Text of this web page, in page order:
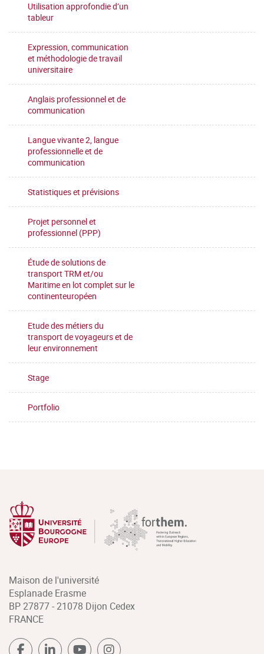
Utilisation approfondie d’un
tableur
Expression, communication
et méthodologie de travail
universitaire
Anglais professionnel et de
communication
Langue vivante 2, langue
professionnelle et de
communication
Statistiques et prévisions
Projet personnel et
professionnel (PPP)
Étude de solutions de
transport TRM et/ou
Maritime en lot complet sur le
continenteuropéen
Etude des métiers du
transport de voyageurs et de
leur environnement
Stage
Portfolio
Maison de l'université
Esplanade Erasme
BP 27877 - 21078 Dijon Cedex
FRANCE